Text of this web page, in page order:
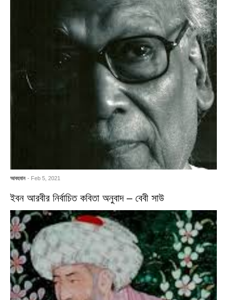
আবহমান - Feb 5, 2021
ইবন আরবীর নির্বাচিত কবিতা অনুবাদ – বেবী সাউ